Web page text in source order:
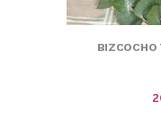
BIZCOCHO